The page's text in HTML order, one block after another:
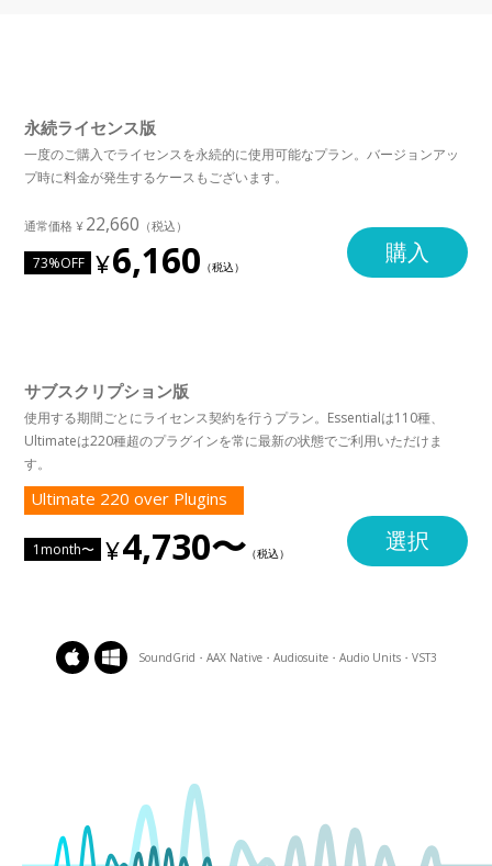
永続ライセンス版
一度のご購入でライセンスを永続的に使用可能なプラン。バージョンアッ
プ時に料金が発生するケースもございます。
22,660
73%OFF 6,160 購入
サブスクリプション版
使用する期間ごとにライセンス契約を行うプラン。Essentialは110種、
Ultimateは220種超のプラグインを常に最新の状態でご利用いただけま
す。
Ultimate 220 over Plugins
1month〜 4,730〜 選択
SoundGrid・AAX Native・Audiosuite・Audio Units・VST3